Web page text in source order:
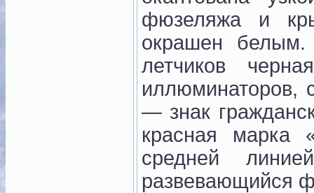
фюзеляжа и
окрашен
летчиков
иллюминаторов,
— знак
красная марка
средней
развевающийся